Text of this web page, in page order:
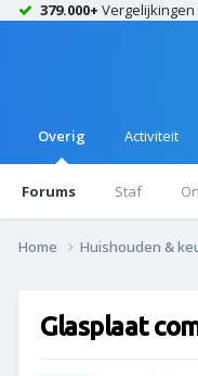
379.000+ Vergelijkingen
Overig
Forums Staf
Activiteit
Home Huishouden &
Glasplaat